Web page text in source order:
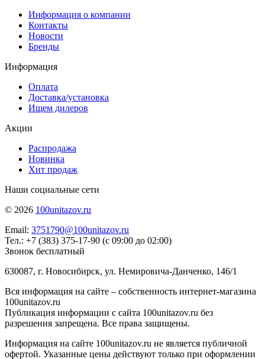
Информация о компании
Контакты
Новости
Бренды
Информация
Оплата
Доставка/установка
Ищем дилеров
Акции
Распродажа
Новинка
Хит продаж
Наши социальные сети
© 2026 100unitazov.ru
Email: 3751790@100unitazov.ru
Тел.: +7 (383) 375-17-90 (с 09:00 до 02:00)
Звонок бесплатный
630087, г. Новосибирск, ул. Немировича-Данченко, 146/1
Вся информация на сайте – собственность интернет-магазина
100unitazov.ru
Публикация информации с сайта 100unitazov.ru без
разрешения запрещена. Все права защищены.
Информация на сайте 100unitazov.ru не является публичной
офертой. Указанные цены действуют только при оформлении